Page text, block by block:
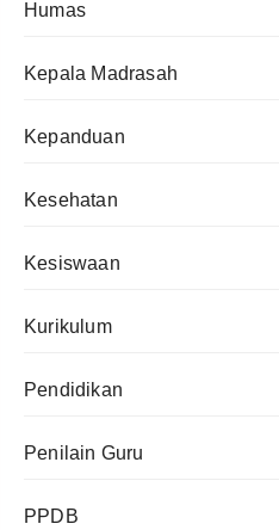
Humas
Kepala Madrasah
Kepanduan
Kesehatan
Kesiswaan
Kurikulum
Pendidikan
Penilain Guru
PPDB